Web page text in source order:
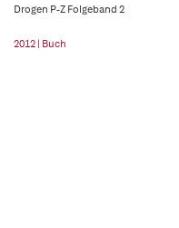
Drogen P-Z Folgeband 2
2012 | Buch